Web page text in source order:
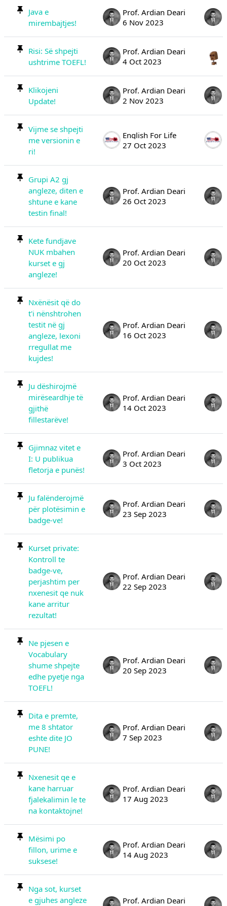
Java e
mirembajtjes!
Prof. Ardian Deari
6 Nov 2023
Risi: Së shpejti
ushtrime TOEFL!
Prof. Ardian Deari
4 Oct 2023
Klikojeni
Update!
Prof. Ardian Deari
2 Nov 2023
Vijme se shpejti
me versionin e
ri!
English For Life
27 Oct 2023
Grupi A2 gj
angleze, diten e
shtune e kane
testin final!
Prof. Ardian Deari
26 Oct 2023
Kete fundjave
NUK mbahen
kurset e gj
angleze!
Prof. Ardian Deari
20 Oct 2023
Nxënësit që do
t'i nënshtrohen
testit në gj
angleze, lexoni
rregullat me
kujdes!
Prof. Ardian Deari
16 Oct 2023
Ju dëshirojmë
mirëseardhje të
gjithë
fillestarëve!
Prof. Ardian Deari
14 Oct 2023
Gjimnaz vitet e
I: U publikua
fletorja e punës!
Prof. Ardian Deari
3 Oct 2023
Ju falënderojmë
për plotësimin e
badge-ve!
Prof. Ardian Deari
23 Sep 2023
Kurset private:
Kontroll te
badge-ve,
perjashtim per
nxenesit qe nuk
kane arritur
rezultat!
Prof. Ardian Deari
22 Sep 2023
Ne pjesen e
Vocabulary
shume shpejte
edhe pyetje nga
TOEFL!
Prof. Ardian Deari
20 Sep 2023
Dita e premte,
me 8 shtator
eshte dite JO
PUNE!
Prof. Ardian Deari
7 Sep 2023
Nxenesit qe e
kane harruar
fjalekalimin le te
na kontaktojne!
Prof. Ardian Deari
17 Aug 2023
Mësimi po
fillon, urime e
suksese!
Prof. Ardian Deari
14 Aug 2023
Nga sot, kurset
e gjuhes angleze
Prof. Ardian Deari